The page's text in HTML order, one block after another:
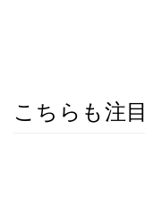
こちらも注目